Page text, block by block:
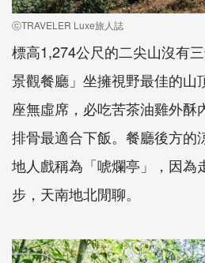
ⓒTRAVELER Luxe旅人誌
標高1,274公尺的二尖山沒有
景觀餐廳」坐擁視野最佳的山
座無虛席，必吃苦茶油雞外酥
排骨最適合下飯。餐廳後方的
地人戲稱為「唬爛亭」，因為
步，天南地北閒聊。